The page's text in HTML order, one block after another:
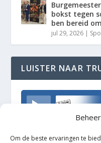
Om de beste ervaringen te
bokst tegen
ben bereid
jul 29, 2026 |
LUISTER NAAR